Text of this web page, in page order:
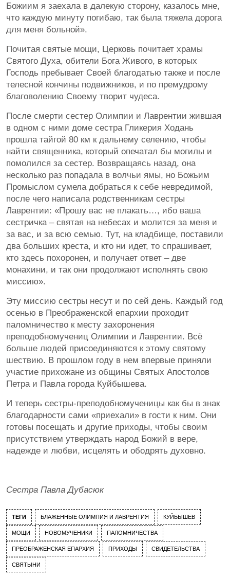
Божиим я заехала в далекую сторону, казалось мне,
что каждую минуту погибаю, так была тяжела дорога
для меня больной».
Почитая святые мощи, Церковь почитает храмы
Святого Духа, обители Бога Живого, в которых
Господь пребывает Своей благодатью также и после
телесной кончины подвижников, и по премудрому
благоволению Своему творит чудеса.
После смерти сестер Олимпии и Лаврентии жившая
в одном с ними доме сестра Гликерия Ходань
прошла тайгой 80 км к дальнему селению, чтобы
найти священника, который опечатал бы могилы и
помолился за сестер. Возвращаясь назад, она
несколько раз попадала в волчьи ямы, но Божьим
Промыслом сумела добраться к себе невредимой,
после чего написала родственникам сестры
Лаврентии: «Прошу вас не плакать…, ибо ваша
сестричка – святая на небесах и молится за меня и
за вас, и за всю семью. Тут, на кладбище, поставили
два больших креста, и кто ни идет, то спрашивает,
кто здесь похоронен, и получает ответ – две
монахини, и так они продолжают исполнять свою
миссию».
Эту миссию сестры несут и по сей день. Каждый год
осенью в Преображенской епархии проходит
паломничество к месту захоронения
преподобномучениц Олимпии и Лаврентии. Всё
больше людей присоединяются к этому святому
шествию. В прошлом году в нем впервые приняли
участие прихожане из общины Святых Апостолов
Петра и Павла города Куйбышева.
И теперь сестры-преподобномученицы как бы в знак
благодарности сами «приехали» в гости к ним. Они
готовы посещать и другие приходы, чтобы своим
присутствием утверждать народ Божий в вере,
надежде и любви, исцелять и ободрять духовно.
Сестра Павла Дубасюк
ТЕГИ БЛАЖЕННЫЕ ОЛИМПИЯ И ЛАВРЕНТИЯ КУЙБЫШЕВ
МОЩИ НОВОМУЧЕНИКИ ПАЛОМНИЧЕСТВА
ПРЕОБРАЖЕНСКАЯ ЕПАРХИЯ ПРИХОДЫ СВИДЕТЕЛЬСТВА
СВЯТЫНИ